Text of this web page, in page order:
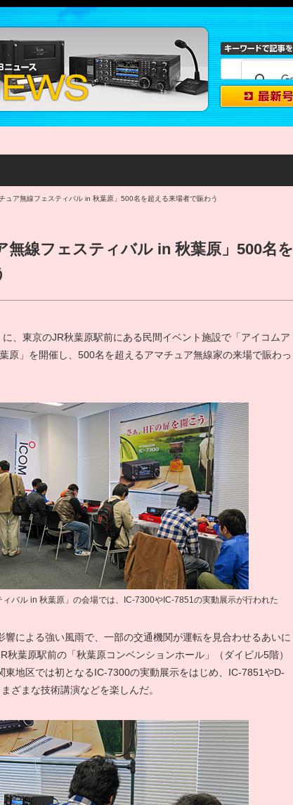
ュア無線フェスティバル in 秋葉原」500名を超える来場者で賑わう
無線フェスティバル in 秋葉原」500名を
、東京のJR秋葉原駅前にある民間イベント施設で「アイコムア
原」を開催し、500名を超えるアマチュア無線家の来場で賑わっ
バル in 秋葉原」の会場では、IC-7300やIC-7851の実動展示が行われた
による強い風雨で、一部の交通機関が運転を見合わせるあいに
秋葉原駅前の「秋葉原コンベンションホール」（ダイビル5階）
東地区では初となるIC-7300の実動展示をはじめ、IC-7851やD-
ざまな技術講演などを楽しんだ。